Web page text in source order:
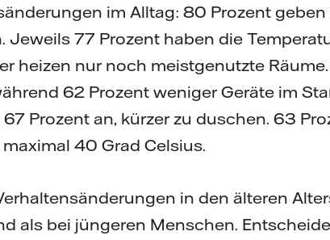
im Alltag: 80 Prozent
Jeweils 77 Prozent haben die
heizen nur noch meistgenutzte
62 Prozent weniger Geräte im
Prozent an, kürzer zu duschen. 63
40 Grad Celsius.
in den älteren
als bei jüngeren Menschen.